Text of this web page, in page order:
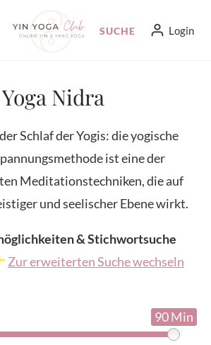
SUCHE Login
Yoga Nidra
Schlaf der Yogis: die yogische
ist eine der
Meditationstechniken, die auf
und seelischer Ebene wirkt.
& Stichwortsuche
Zur erweiterten Suche wechseln
90 Min